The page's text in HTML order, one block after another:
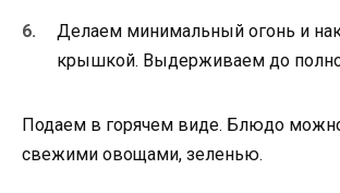
Делаем минимальный огонь и
крышкой. Выдерживаем до
Подаем в горячем виде. Блюдо
свежими овощами, зеленью.